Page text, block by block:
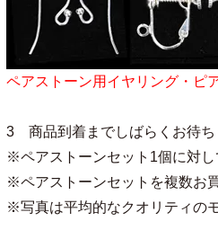
ペアストーン用イヤリング・ピ
3 商品到着までしばらくお待ち
※ペアストーンセット1個に対し
※ペアストーンセットを複数お
※写真は平均的なクオリティの